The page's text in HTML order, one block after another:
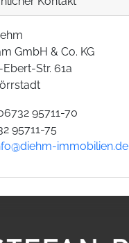
GmbH & Co. KG
Str. 61a
95711-70
95711-75
immobilien.de